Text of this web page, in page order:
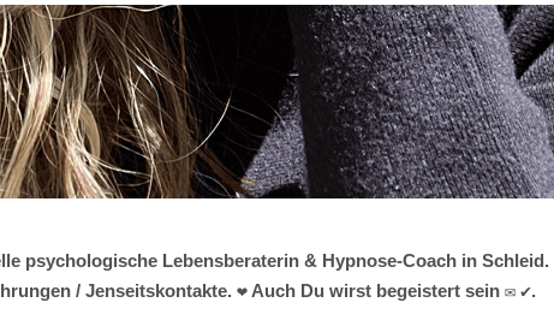
psychologische Lebensberaterin & Hypnose-Coach in
/ Jenseitskontakte. ❤ Auch Du wirst begeistert sein ✉ ✔.